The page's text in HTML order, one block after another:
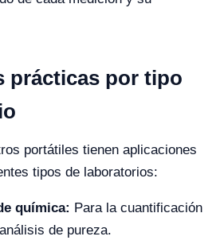
prácticas por tipo
portátiles tienen aplicaciones
tipos de laboratorios:
química: Para la cuantificación
de pureza.